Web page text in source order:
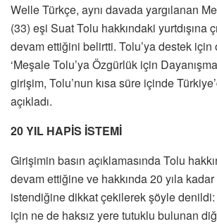
Welle Türkçe, aynı davada yargılanan
(33) eşi Suat Tolu hakkındaki yurtdışına
devam ettiğini belirtti. Tolu’ya destek için
‘Meşale Tolu’ya Özgürlük için
girişim, Tolu’nun kısa süre içinde
açıkladı.
20 YIL HAPİS İSTEMİ
Girişimin basın açıklamasında Tolu
devam ettiğine ve hakkında 20 yıla
istendiğine dikkat çekilerek şöyle denildi:
için ne de haksız yere tutuklu bulunan